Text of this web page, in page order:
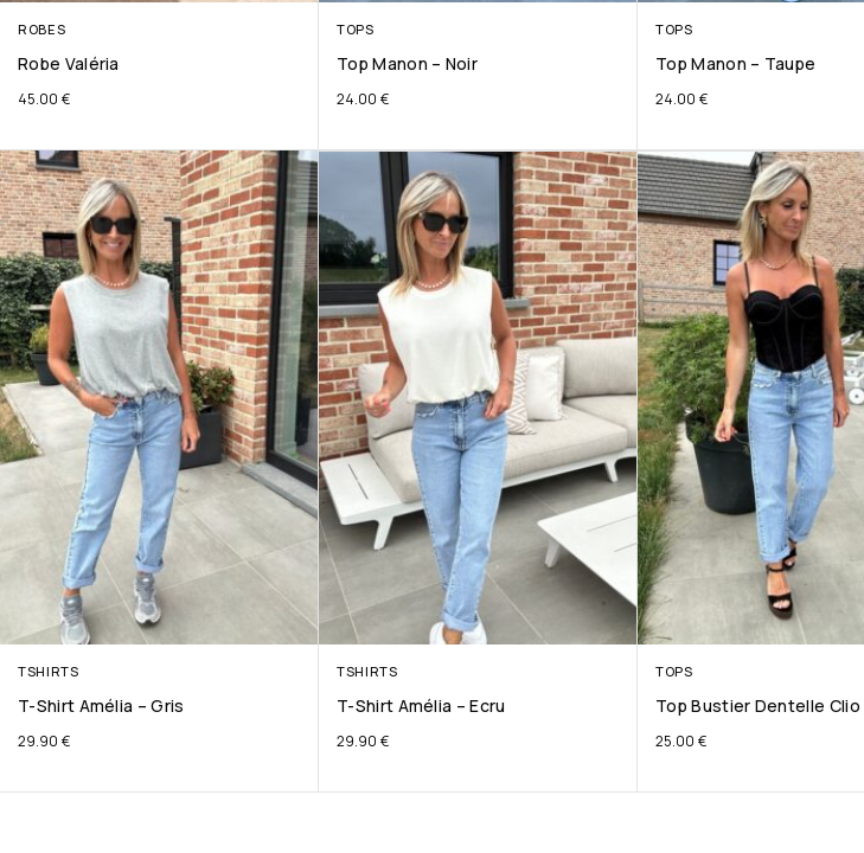
ROBES
Robe Valéria
45.00 €
TOPS
Top Manon – Noir
24.00 €
TOPS
Top Manon – Taupe
24.00 €
TSHIRTS
T-Shirt Amélia – Gris
29.90 €
TSHIRTS
T-Shirt Amélia – Ecru
29.90 €
TOPS
Top Bustier Dentelle Clio
25.00 €